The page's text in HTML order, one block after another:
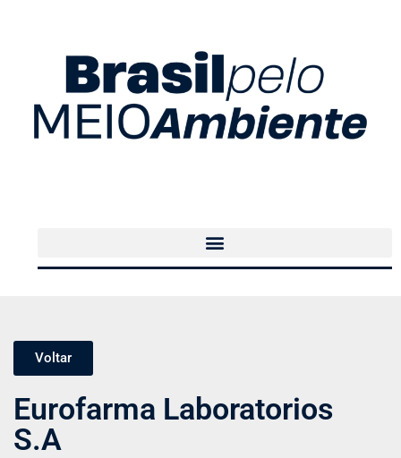
Voltar
Eurofarma Laboratorios
S.A